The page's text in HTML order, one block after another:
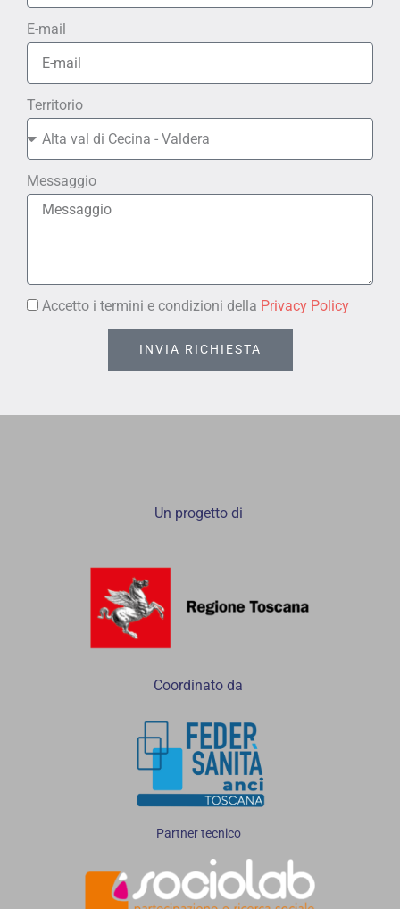
E-mail
Territorio
Messaggio
Accetto i termini e condizioni della Privacy Policy
INVIA RICHIESTA
Un progetto di
Coordinato da
Partner tecnico